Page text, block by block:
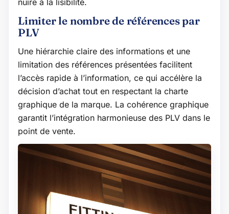
Limiter le nombre de références par
PLV
Une hiérarchie claire des informations et une
limitation des références présentées facilitent
l’accès rapide à l’information, ce qui accélère la
décision d’achat tout en respectant la charte
graphique de la marque. La cohérence graphique
garantit l’intégration harmonieuse des PLV dans le
point de vente.